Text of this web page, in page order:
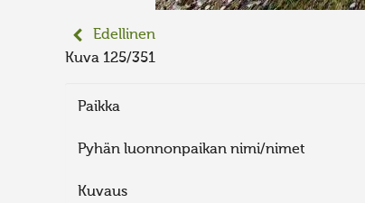
Edellinen
Kuva 125/351
Paikka
Pyhän luonnonpaikan nimi/nimet
Kuvaus